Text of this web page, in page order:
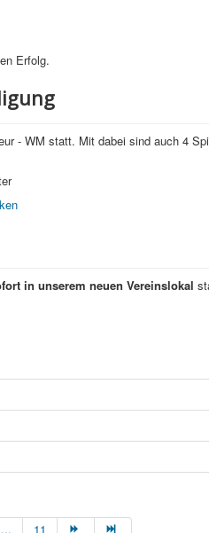
Erfolg.
- WM statt. Mit dabei sind auch 4
in unserem neuen Vereinslokal
... 11